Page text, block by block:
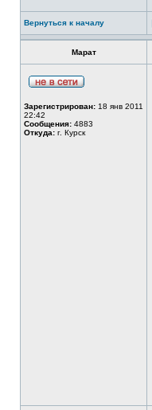
Вернуться к началу
Марат
Зарегистрирован: 18 янв 2011
22:42
Сообщения: 4883
Откуда: г. Курск